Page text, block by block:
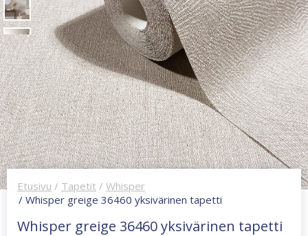
Etusivu / Tapetit / Whisper
/ Whisper greige 36460 yksivärinen tapetti
Whisper greige 36460 yksivärinen tapetti